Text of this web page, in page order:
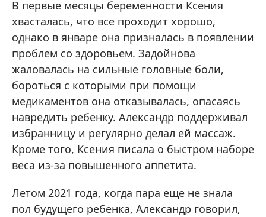
В первые месяцы беременности Ксения
хвасталась, что все проходит хорошо,
однако в январе она призналась в появлении
проблем со здоровьем. Задойнова
жаловалась на сильные головные боли,
бороться с которыми при помощи
медикаментов она отказывалась, опасаясь
навредить ребенку. Александр поддерживал
избранницу и регулярно делал ей массаж.
Кроме того, Ксения писала о быстром наборе
веса из-за повышенного аппетита.
Летом 2021 года, когда пара еще не знала
пол будущего ребенка, Александр говорил,